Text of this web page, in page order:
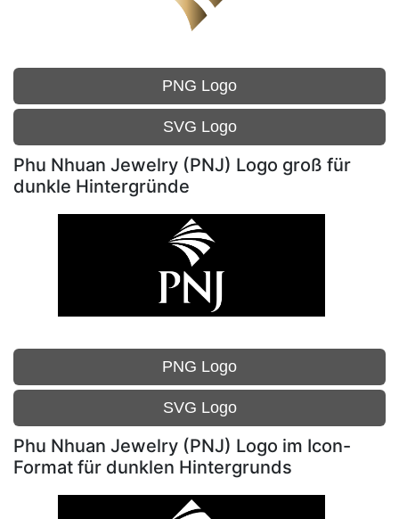
PNG Logo
SVG Logo
Phu Nhuan Jewelry (PNJ) Logo groß für
dunkle Hintergründe
PNG Logo
SVG Logo
Phu Nhuan Jewelry (PNJ) Logo im Icon-
Format für dunklen Hintergrunds